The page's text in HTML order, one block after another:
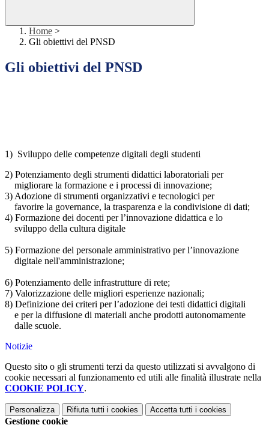
Home >
Gli obiettivi del PNSD
Gli obiettivi del PNSD
1) Sviluppo delle competenze digitali degli studenti
2) Potenziamento degli strumenti didattici laboratoriali per
migliorare la formazione e i processi di innovazione;
3) Adozione di strumenti organizzativi e tecnologici per
favorire la governance, la trasparenza e la condivisione di dati;
4) Formazione dei docenti per l’innovazione didattica e lo
sviluppo della cultura digitale
5) Formazione del personale amministrativo per l’innovazione
digitale nell'amministrazione;
6) Potenziamento delle infrastrutture di rete;
7) Valorizzazione delle migliori esperienze nazionali;
8) Definizione dei criteri per l’adozione dei testi didattici digitali
e per la diffusione di materiali anche prodotti autonomamente
dalle scuole.
Notizie
Questo sito o gli strumenti terzi da questo utilizzati si avvalgono di
cookie necessari al funzionamento ed utili alle finalità illustrate nella
COOKIE POLICY.
Personalizza Rifiuta tutti i cookies Accetta tutti i cookies
Gestione cookie